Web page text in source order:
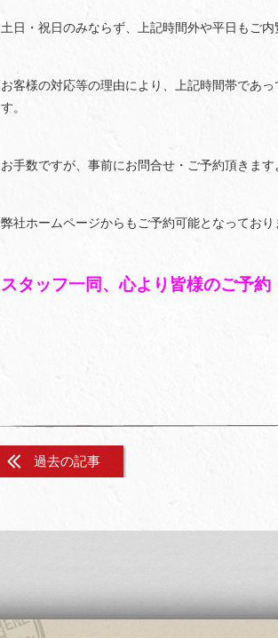
土日・祝日のみならず、上記時間外や平日もご内
お客様の対応等の理由により、上記時間帯であ
す。
お手数ですが、事前にお問合せ・ご予約頂きます
弊社ホームページからもご予約可能となっており
スタッフ一同、心より皆様のご予
過去の記事